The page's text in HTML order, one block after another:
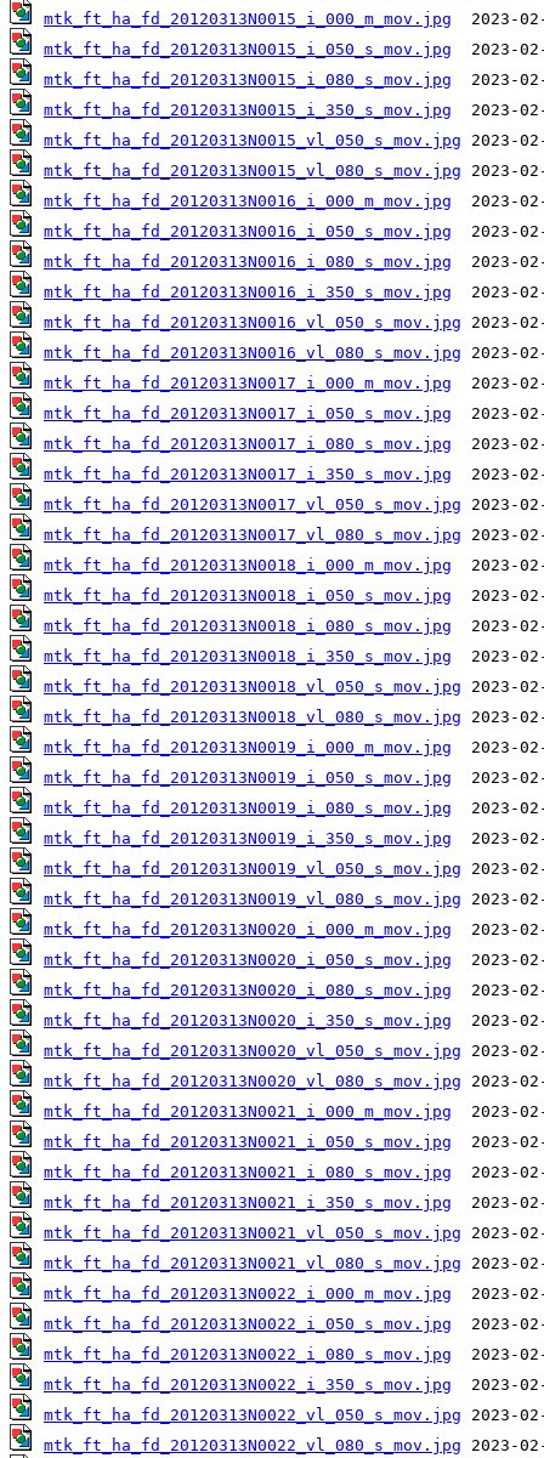
mtk_ft_ha_fd_20120313N0015_i_000_m_mov.jpg
mtk_ft_ha_fd_20120313N0015_i_050_s_mov.jpg
mtk_ft_ha_fd_20120313N0015_i_080_s_mov.jpg
mtk_ft_ha_fd_20120313N0015_i_350_s_mov.jpg
mtk_ft_ha_fd_20120313N0015_vl_050_s_mov.jpg
mtk_ft_ha_fd_20120313N0015_vl_080_s_mov.jpg
mtk_ft_ha_fd_20120313N0016_i_000_m_mov.jpg
mtk_ft_ha_fd_20120313N0016_i_050_s_mov.jpg
mtk_ft_ha_fd_20120313N0016_i_080_s_mov.jpg
mtk_ft_ha_fd_20120313N0016_i_350_s_mov.jpg
mtk_ft_ha_fd_20120313N0016_vl_050_s_mov.jpg
mtk_ft_ha_fd_20120313N0016_vl_080_s_mov.jpg
mtk_ft_ha_fd_20120313N0017_i_000_m_mov.jpg
mtk_ft_ha_fd_20120313N0017_i_050_s_mov.jpg
mtk_ft_ha_fd_20120313N0017_i_080_s_mov.jpg
mtk_ft_ha_fd_20120313N0017_i_350_s_mov.jpg
mtk_ft_ha_fd_20120313N0017_vl_050_s_mov.jpg
mtk_ft_ha_fd_20120313N0017_vl_080_s_mov.jpg
mtk_ft_ha_fd_20120313N0018_i_000_m_mov.jpg
mtk_ft_ha_fd_20120313N0018_i_050_s_mov.jpg
mtk_ft_ha_fd_20120313N0018_i_080_s_mov.jpg
mtk_ft_ha_fd_20120313N0018_i_350_s_mov.jpg
mtk_ft_ha_fd_20120313N0018_vl_050_s_mov.jpg
mtk_ft_ha_fd_20120313N0018_vl_080_s_mov.jpg
mtk_ft_ha_fd_20120313N0019_i_000_m_mov.jpg
mtk_ft_ha_fd_20120313N0019_i_050_s_mov.jpg
mtk_ft_ha_fd_20120313N0019_i_080_s_mov.jpg
mtk_ft_ha_fd_20120313N0019_i_350_s_mov.jpg
mtk_ft_ha_fd_20120313N0019_vl_050_s_mov.jpg
mtk_ft_ha_fd_20120313N0019_vl_080_s_mov.jpg
mtk_ft_ha_fd_20120313N0020_i_000_m_mov.jpg
mtk_ft_ha_fd_20120313N0020_i_050_s_mov.jpg
mtk_ft_ha_fd_20120313N0020_i_080_s_mov.jpg
mtk_ft_ha_fd_20120313N0020_i_350_s_mov.jpg
mtk_ft_ha_fd_20120313N0020_vl_050_s_mov.jpg
mtk_ft_ha_fd_20120313N0020_vl_080_s_mov.jpg
mtk_ft_ha_fd_20120313N0021_i_000_m_mov.jpg
mtk_ft_ha_fd_20120313N0021_i_050_s_mov.jpg
mtk_ft_ha_fd_20120313N0021_i_080_s_mov.jpg
mtk_ft_ha_fd_20120313N0021_i_350_s_mov.jpg
mtk_ft_ha_fd_20120313N0021_vl_050_s_mov.jpg
mtk_ft_ha_fd_20120313N0021_vl_080_s_mov.jpg
mtk_ft_ha_fd_20120313N0022_i_000_m_mov.jpg
mtk_ft_ha_fd_20120313N0022_i_050_s_mov.jpg
mtk_ft_ha_fd_20120313N0022_i_080_s_mov.jpg
mtk_ft_ha_fd_20120313N0022_i_350_s_mov.jpg
mtk_ft_ha_fd_20120313N0022_vl_050_s_mov.jpg
mtk_ft_ha_fd_20120313N0022_vl_080_s_mov.jpg